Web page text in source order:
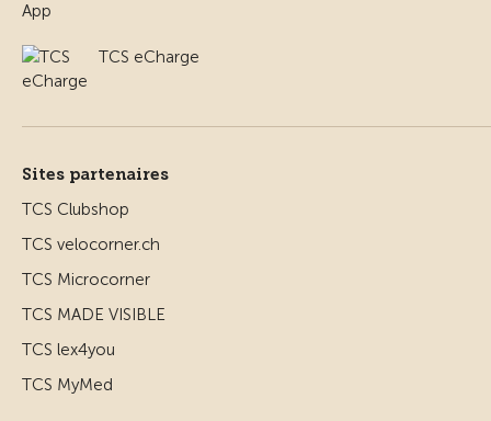
TCS eCharge
Sites partenaires
TCS Clubshop
TCS velocorner.ch
TCS Microcorner
TCS MADE VISIBLE
TCS lex4you
TCS MyMed